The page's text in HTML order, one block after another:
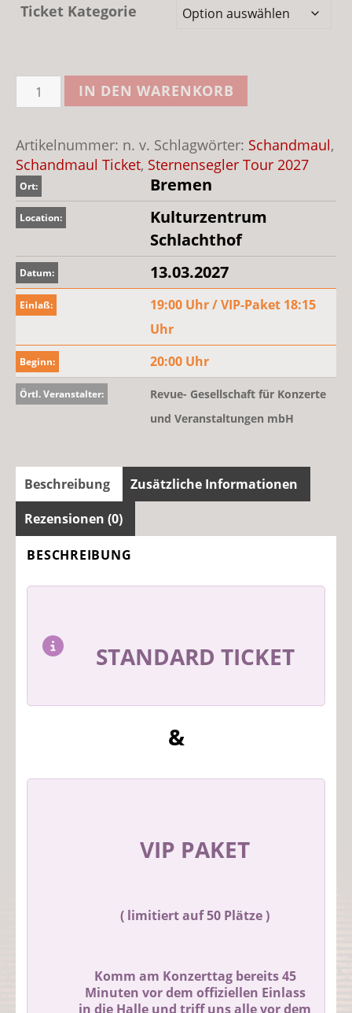
Ticket Kategorie
Schandmaul
Sternensegler
2027
Menge
IN DEN WARENKORB
Artikelnummer: n. v. Schlagwörter: Schandmaul,
Schandmaul Ticket, Sternensegler Tour 2027
Ort: Bremen
Location:
Kulturzentrum
Schlachthof
Datum: 13.03.2027
Einlaß:
19:00 Uhr / VIP-Paket 18:15
Uhr
Beginn: 20:00 Uhr
Örtl. Veranstalter:
Revue- Gesellschaft für Konzerte
und Veranstaltungen mbH
Beschreibung
Zusätzliche Informationen
Rezensionen (0)
BESCHREIBUNG
STANDARD TICKET
&
VIP PAKET
( limitiert auf 50 Plätze )
Komm am Konzerttag bereits 45
Minuten vor dem offiziellen Einlass
in die Halle und triff uns alle vor dem